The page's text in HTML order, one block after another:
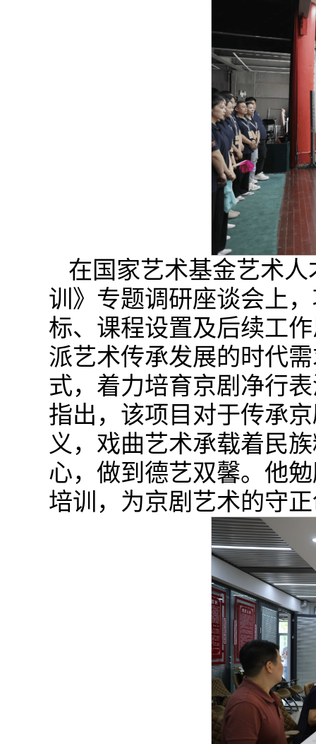
在国家艺术基金艺术
训》专题调研座谈会上
标、课程设置及后续工
派艺术传承发展的时代
式，着力培育京剧净行
指出，该项目对于传承
义，戏曲艺术承载着民
心，做到德艺双馨。他
培训，为京剧艺术的守